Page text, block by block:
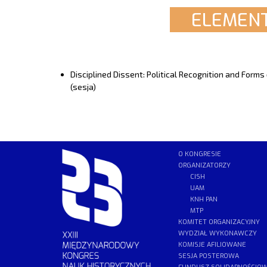
Disciplined Dissent: Political Recognition and
(sesja)
O KONGRESIE
ORGANIZATORZY
CISH
UAM
KNH PAN
MTP
KOMITET ORGANIZACYJNY
WYDZIAŁ WYKONAWCZY
KOMISJE AFILIOWANE
SESJA POSTEROWA